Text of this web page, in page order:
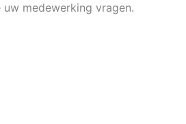
medewerking vragen.